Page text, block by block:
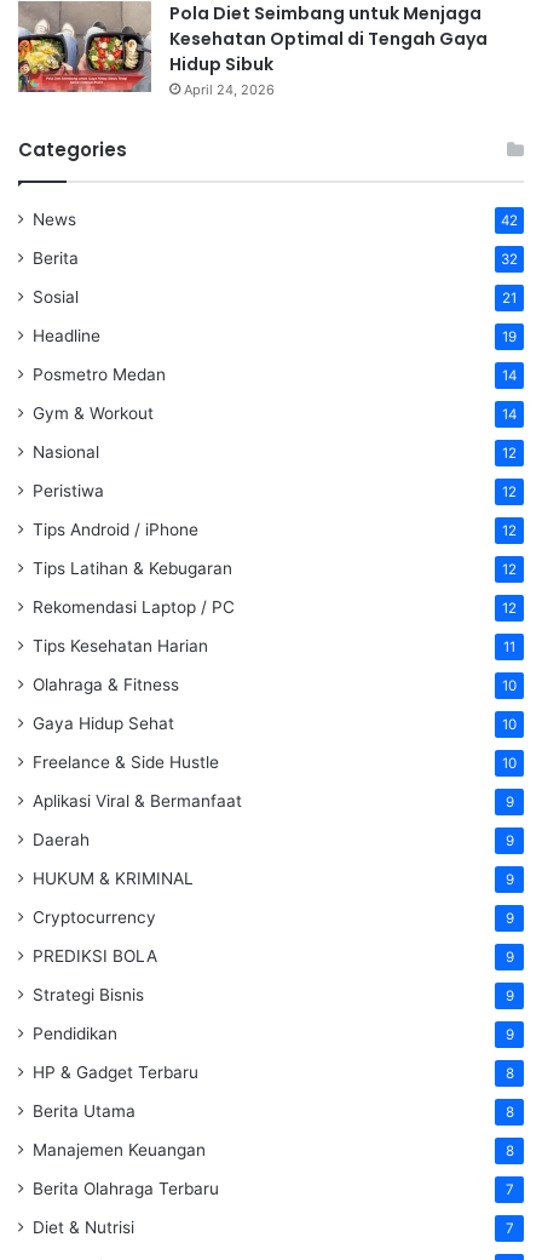
Pola Diet Seimbang untuk Menjaga
Kesehatan Optimal di Tengah Gaya
Hidup Sibuk
April 24, 2026
Categories
News 42
Berita 32
Sosial 21
Headline 19
Posmetro Medan 14
Gym & Workout 14
Nasional 12
Peristiwa 12
Tips Android / iPhone 12
Tips Latihan & Kebugaran 12
Rekomendasi Laptop / PC 12
Tips Kesehatan Harian 11
Olahraga & Fitness 10
Gaya Hidup Sehat 10
Freelance & Side Hustle 10
Aplikasi Viral & Bermanfaat 9
Daerah 9
HUKUM & KRIMINAL 9
Cryptocurrency 9
PREDIKSI BOLA 9
Strategi Bisnis 9
Pendidikan 9
HP & Gadget Terbaru 8
Berita Utama 8
Manajemen Keuangan 8
Berita Olahraga Terbaru 7
Diet & Nutrisi 7